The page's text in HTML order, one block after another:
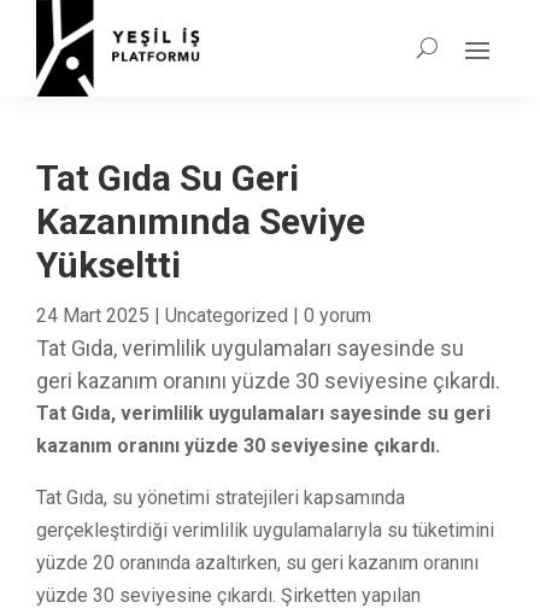
Tat Gıda Su Geri
Kazanımında Seviye
Yükseltti
24 Mart 2025 | Uncategorized | 0 yorum
Tat Gıda, verimlilik uygulamaları sayesinde su
geri kazanım oranını yüzde 30 seviyesine çıkardı.
Tat Gıda, verimlilik uygulamaları sayesinde su geri
kazanım oranını yüzde 30 seviyesine çıkardı.
Tat Gıda, su yönetimi stratejileri kapsamında
gerçekleştirdiği verimlilik uygulamalarıyla su tüketimini
yüzde 20 oranında azaltırken, su geri kazanım oranını
yüzde 30 seviyesine çıkardı. Şirketten yapılan